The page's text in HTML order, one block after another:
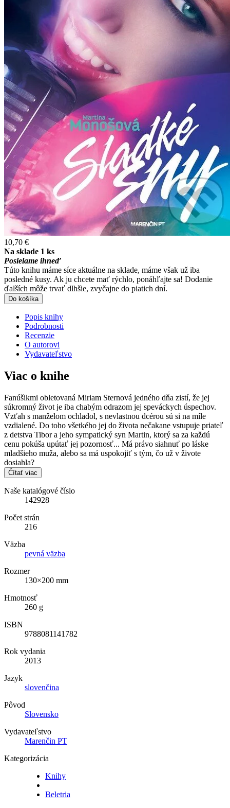
10,70 €
Na sklade 1 ks
Posielame ihneď
Túto knihu máme síce aktuálne na sklade, máme však už iba
posledné kusy. Ak ju chcete mať rýchlo, ponáhľajte sa! Dodanie
ďalších môže trvať dlhšie, zvyčajne do piatich dní.
Do košíka
Popis knihy
Podrobnosti
Recenzie
O autorovi
Vydavateľstvo
Viac o knihe
Fanúšikmi obletovaná Miriam Sternová jedného dňa zistí, že jej
súkromný život je iba chabým odrazom jej speváckych úspechov.
Vzťah s manželom ochladol, s nevlastnou dcérou sú si na míle
vzdialené. Do toho všetkého jej do života nečakane vstupuje priateľ
z detstva Tibor a jeho sympatický syn Martin, ktorý sa za každú
cenu pokúša upútať jej pozornosť... Má právo siahnuť po láske
mladšieho muža, alebo sa má uspokojiť s tým, čo už v živote
dosiahla?
Čítať viac
Naše katalógové číslo
142928
Počet strán
216
Väzba
pevná väzba
Rozmer
130×200 mm
Hmotnosť
260 g
ISBN
9788081141782
Rok vydania
2013
Jazyk
slovenčina
Pôvod
Slovensko
Vydavateľstvo
Marenčin PT
Kategorizácia
Knihy
Beletria